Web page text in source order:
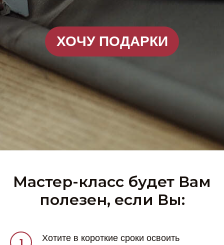
ХОЧУ ПОДАРКИ
Мастер-класс будет Вам
полезен, если Вы:
Хотите в короткие сроки освоить